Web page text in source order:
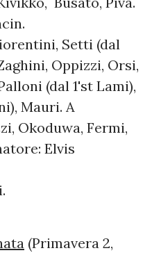
Setti (dal
Oppizzi, Orsi,
(dal 1'st Lami),
Mauri. A
Okoduwa, Fermi,
Elvis
(Primavera 2,